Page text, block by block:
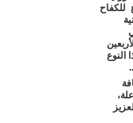
للكفاح
النوع